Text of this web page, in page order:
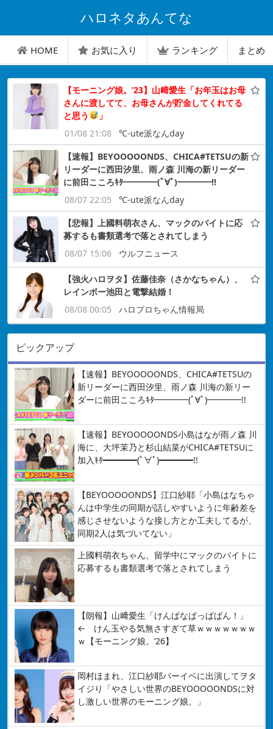
ハロネタあんてな
HOME お気に入り ランキング まとめ
【モーニング娘。’23】山﨑愛生「お年玉はお母
さんに渡してて、お母さんが貯金してくれてる
と思う
」
01/08 21:08
℃-ute派なんday
【速報】BEYOOOOONDS、CHICA#TETSUの新
リーダーに西田汐里、雨ノ森 川海の新リーダー
に前田こころｷﾀ━━━━(ﾟ∀ﾟ)━━━━!!
08/07 22:05
℃-ute派なんday
【悲報】上國料萌衣さん、マックのバイトに応
募するも書類選考で落とされてしまう
08/07 15:06
ウルフニュース
【強火ハロヲタ】佐藤佳奈（さかなちゃん）、
レインボー池田と電撃結婚！
08/08 00:05
ハロプロちゃん情報局
ピックアップ
【速報】BEYOOOOONDS、CHICA#TETSUの
新リーダーに西田汐里、雨ノ森 川海の新リー
ダーに前田こころｷﾀ━━━━(ﾟ∀ﾟ)━━━━!!
【速報】BEYOOOOONDS小島はなが雨ノ森 川
海に、大坪茉乃と杉山結菜がCHICA#TETSUに
加入ｷﾀ━━━━(ﾟ∀ﾟ)━━━━!!
【BEYOOOOONDS】江口紗耶「小島はなちゃ
んは中学生の同期が話しやすいように年齢差を
感じさせないような接し方とか工夫してるが、
同期2人は気づいてない」
上國料萌衣ちゃん、留学中にマックのバイトに
応募するも書類選考で落とされてしまう
【朗報】山﨑愛生「けんぱなぱっぱぱん！」
← けん玉やる気無さすぎて草ｗｗｗｗｗｗｗ
ｗ【モーニング娘。’26】
岡村ほまれ、江口紗耶バーイベに出演してヲタ
イジり「やさしい世界のBEYOOOOONDSに対
し激しい世界のモーニング娘。」